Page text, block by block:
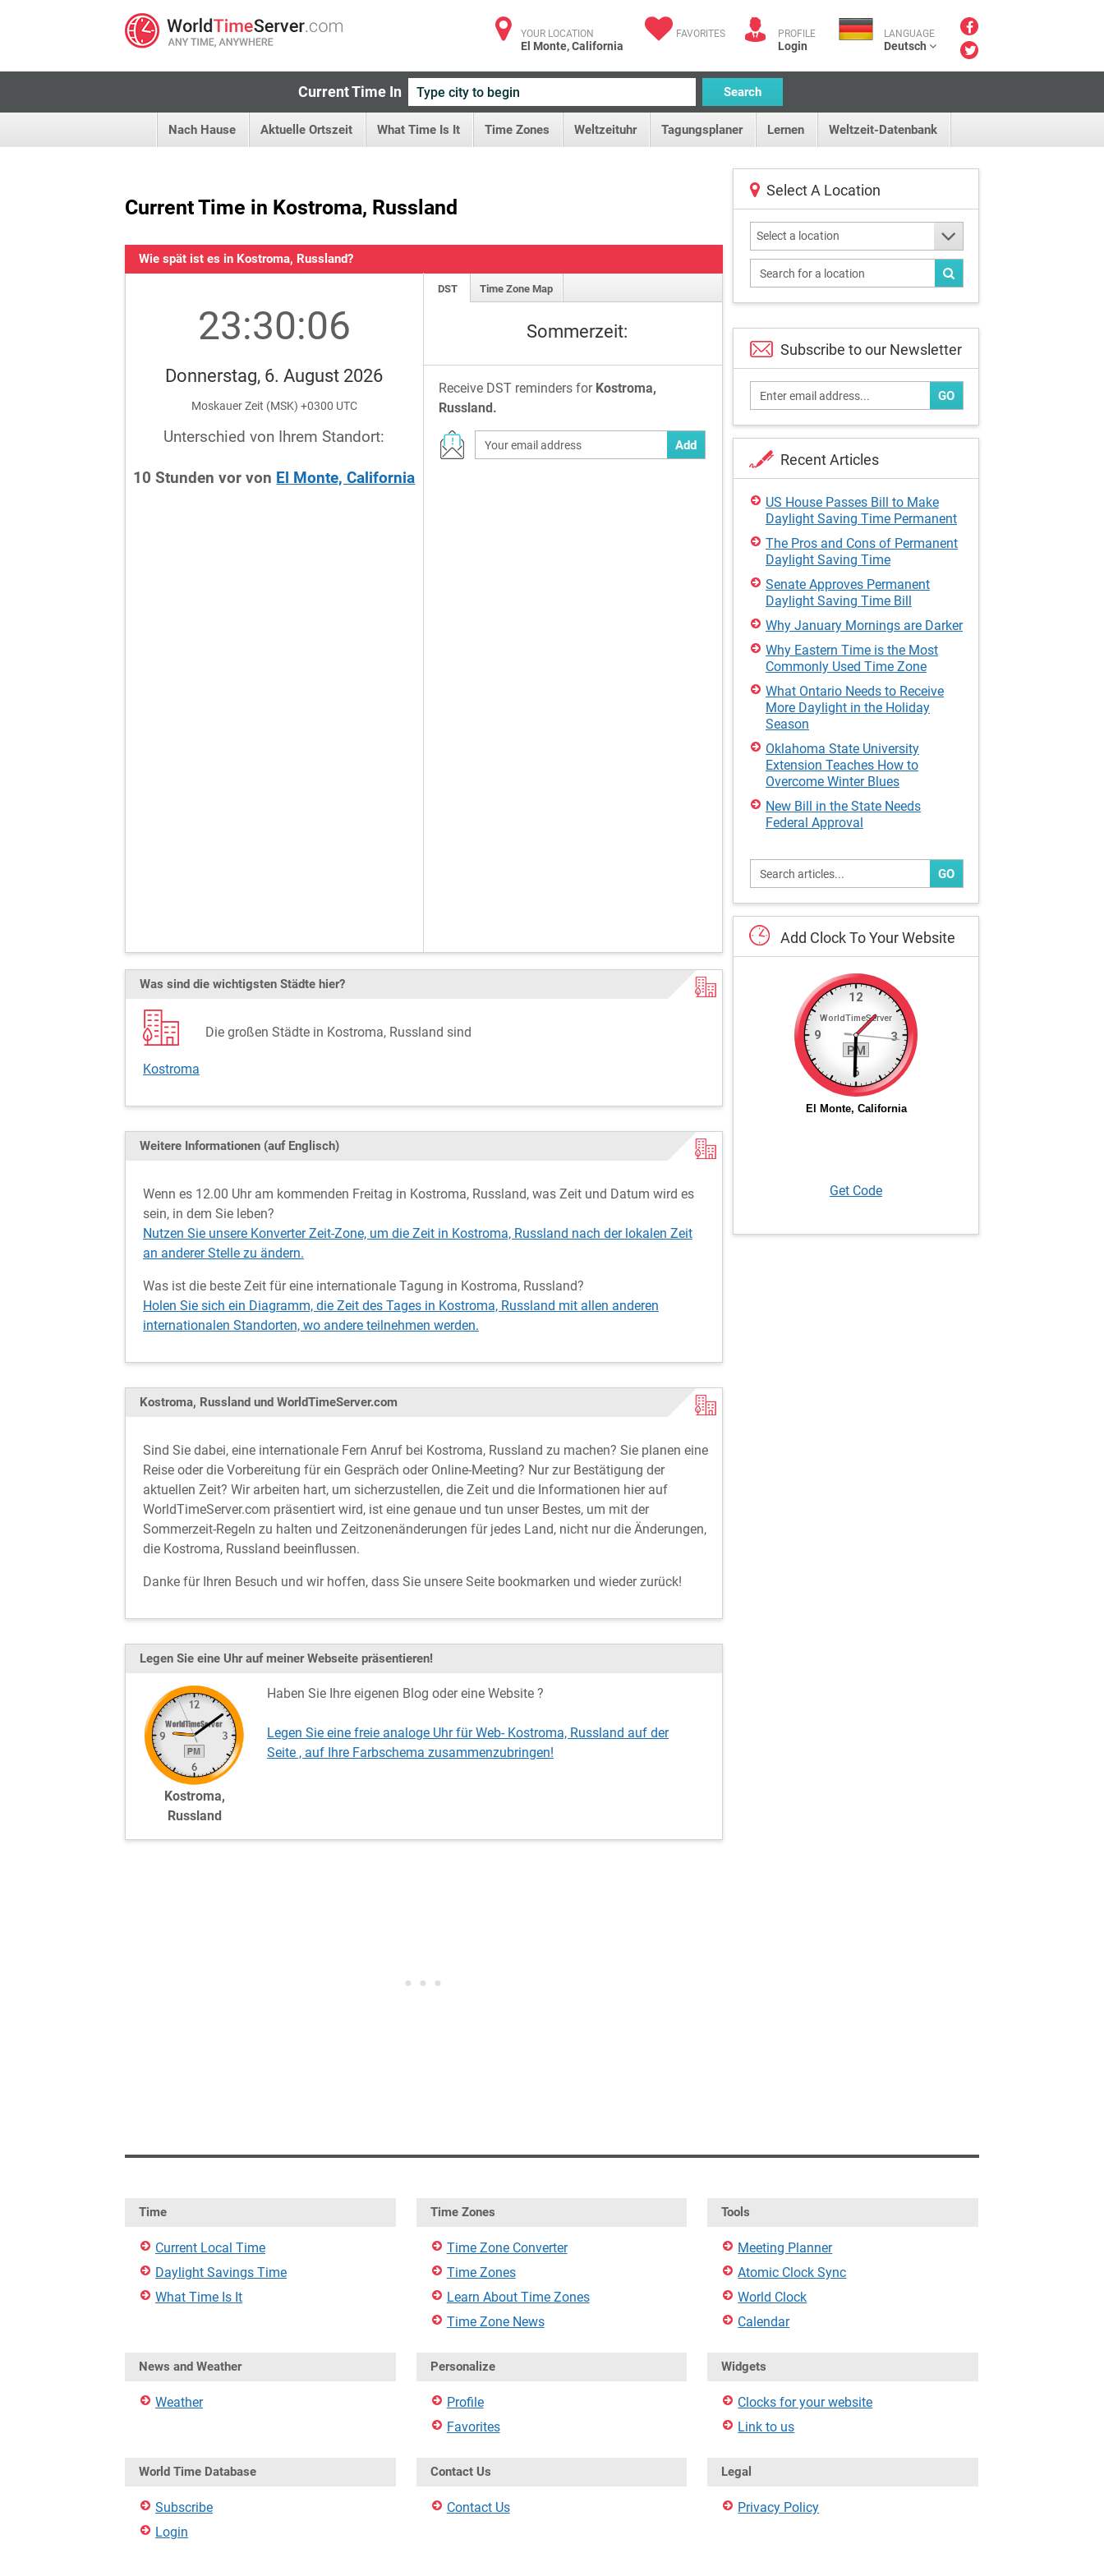
YOUR LOCATION
El Monte, California
FAVORITES PROFILE
Login
LANGUAGE
Deutsch
Current Time In Search
Nach Hause Aktuelle Ortszeit What Time Is It Time Zones Weltzeituhr Tagungsplaner Lernen Weltzeit-Datenbank
Current Time in Kostroma, Russland
Wie spät ist es in Kostroma, Russland?
23:30:06
Donnerstag, 6. August 2026
Moskauer Zeit (MSK) +0300 UTC
Unterschied von Ihrem Standort:
10 Stunden vor von El Monte, California
DST Time Zone Map
Sommerzeit:
Receive DST reminders for Kostroma,
Russland.
Add
Was sind die wichtigsten Städte hier?
Die großen Städte in Kostroma, Russland sind
Kostroma
Weitere Informationen (auf Englisch)
Wenn es 12.00 Uhr am kommenden Freitag in Kostroma, Russland, was Zeit und Datum wird es
sein, in dem Sie leben?
Nutzen Sie unsere Konverter Zeit-Zone, um die Zeit in Kostroma, Russland nach der lokalen Zeit
an anderer Stelle zu ändern.
Was ist die beste Zeit für eine internationale Tagung in Kostroma, Russland?
Holen Sie sich ein Diagramm, die Zeit des Tages in Kostroma, Russland mit allen anderen
internationalen Standorten, wo andere teilnehmen werden.
Kostroma, Russland und WorldTimeServer.com
Sind Sie dabei, eine internationale Fern Anruf bei Kostroma, Russland zu machen? Sie planen eine
Reise oder die Vorbereitung für ein Gespräch oder Online-Meeting? Nur zur Bestätigung der
aktuellen Zeit? Wir arbeiten hart, um sicherzustellen, die Zeit und die Informationen hier auf
WorldTimeServer.com präsentiert wird, ist eine genaue und tun unser Bestes, um mit der
Sommerzeit-Regeln zu halten und Zeitzonenänderungen für jedes Land, nicht nur die Änderungen,
die Kostroma, Russland beeinflussen.
Danke für Ihren Besuch und wir hoffen, dass Sie unsere Seite bookmarken und wieder zurück!
Legen Sie eine Uhr auf meiner Webseite präsentieren!
Kostroma,
Russland
Haben Sie Ihre eigenen Blog oder eine Website ?
Legen Sie eine freie analoge Uhr für Web- Kostroma, Russland auf der
Seite , auf Ihre Farbschema zusammenzubringen!
Select A Location
Select a location
Subscribe to our Newsletter
GO
Recent Articles
US House Passes Bill to Make
Daylight Saving Time Permanent
The Pros and Cons of Permanent
Daylight Saving Time
Senate Approves Permanent
Daylight Saving Time Bill
Why January Mornings are Darker
Why Eastern Time is the Most
Commonly Used Time Zone
What Ontario Needs to Receive
More Daylight in the Holiday
Season
Oklahoma State University
Extension Teaches How to
Overcome Winter Blues
New Bill in the State Needs
Federal Approval
GO
Add ClockToYourWebsite
Get Code
Time
Current Local Time
Daylight Savings Time
What Time Is It
Time Zones
Time Zone Converter
Time Zones
Learn About Time Zones
Time Zone News
Tools
Meeting Planner
Atomic Clock Sync
World Clock
Calendar
News and Weather
Weather
Personalize
Profile
Favorites
Widgets
Clocks for your website
Link to us
World Time Database
Subscribe
Login
Contact Us
Contact Us
Legal
Privacy Policy